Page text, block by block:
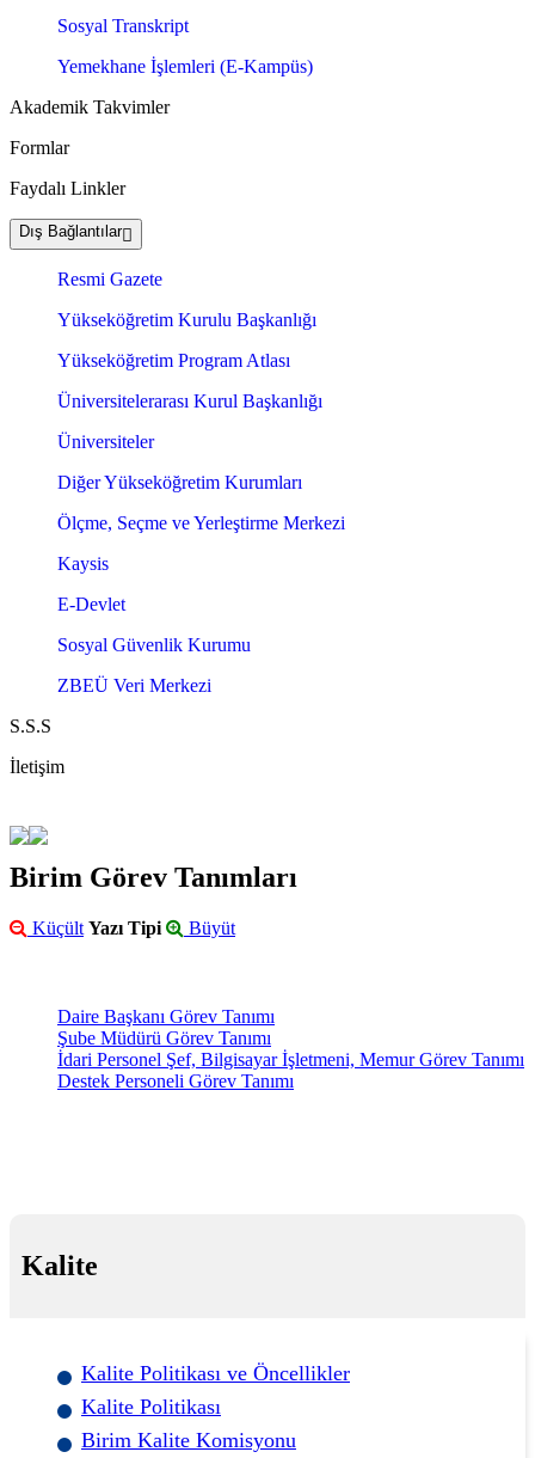
Sosyal Transkript
Yemekhane İşlemleri (E-Kampüs)
Akademik Takvimler
Formlar
Faydalı Linkler
Dış Bağlantılar
Resmi Gazete
Yükseköğretim Kurulu Başkanlığı
Yükseköğretim Program Atlası
Üniversitelerarası Kurul Başkanlığı
Üniversiteler
Diğer Yükseköğretim Kurumları
Ölçme, Seçme ve Yerleştirme Merkezi
Kaysis
E-Devlet
Sosyal Güvenlik Kurumu
ZBEÜ Veri Merkezi
S.S.S
İletişim
Birim Görev Tanımları
Küçült Yazı Tipi Büyüt
Daire Başkanı Görev Tanımı
Şube Müdürü Görev Tanımı
İdari Personel Şef, Bilgisayar İşletmeni, Memur Görev Tanımı
Destek Personeli Görev Tanımı
Kalite
Kalite Politikası ve Öncellikler
Kalite Politikası
Birim Kalite Komisyonu